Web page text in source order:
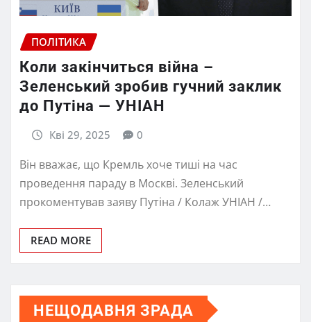
ПОЛІТИКА
Коли закінчиться війна –
Зеленський зробив гучний заклик
до Путіна — УНІАН
Кві 29, 2025 0
Він вважає, що Кремль хоче тиші на час
проведення параду в Москві. Зеленський
прокоментував заяву Путіна / Колаж УНІАН /…
READ MORE
НЕЩОДАВНЯ ЗРАДА